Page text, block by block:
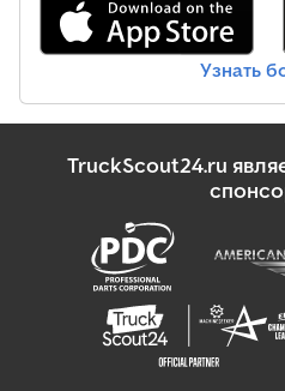
Узнать
TruckScout24.ru